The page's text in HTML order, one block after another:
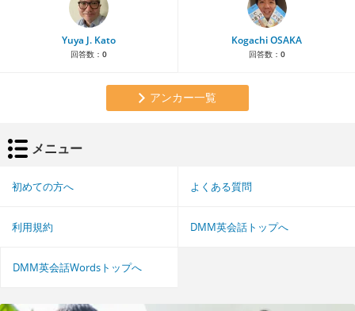
Yuya J. Kato
回答数： 0
Kogachi OSAKA
回答数： 0
アンカー一覧
メニュー
初めての方へ よくある質問
利用規約 DMM英会話トップへ
DMM英会話Wordsトップへ